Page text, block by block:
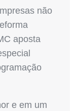
não
aposta
e em um